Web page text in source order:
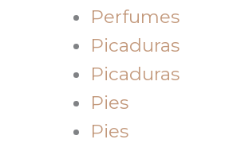
Perfumes
Picaduras
Picaduras
Pies
Pies